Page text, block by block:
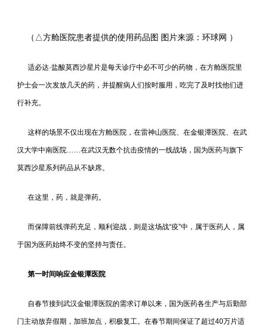
（ △方舱医院患者提供的使用药品图 图片来源：环球网 ）
适必达·盐酸莫西沙星片是每天诊疗中必不可少的药物，在方舱医院里
护士会一次发放几天的药，并提醒病人们按时服用，吃完了及时找他们进
行补充。
这样的场景不仅出现在方舱医院，在雷神山医院、在金银潭医院、在武
汉大学中南医院……在武汉无数个抗击疫情的一线战场，国为医药与旗下
莫西沙星系列药品从不缺席。
在这里，药，就是弹药。
而保障前线弹药充足，顺利迎战，则是这场战“疫”中，属于医药人，属
于国为医药始终不变的坚持与责任。
第一时间响应金银潭医院
自春节接到武汉金银潭医院的需求订单以来，国为医药各生产与后勤部
门主动放弃假期，加班加点，积极复工。在春节期间保证了超过40万片适